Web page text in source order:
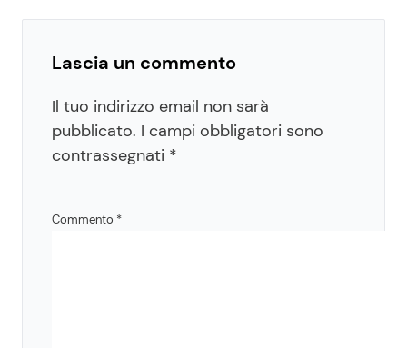
Lascia un commento
Il tuo indirizzo email non sarà
pubblicato. I campi obbligatori sono
contrassegnati *
Commento *